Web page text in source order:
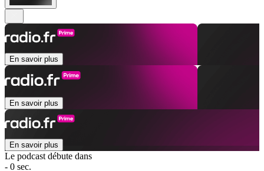
En savoir plus
En savoir plus
En savoir plus
Le podcast débute dans
- 0 sec.